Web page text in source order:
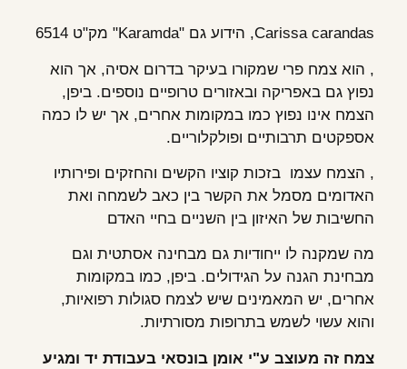
Carissa carandas, הידוע גם "Karamda" מק"ט 6514
, הוא צמח פרי שמקורו בעיקר בדרום אסיה, אך הוא
נפוץ גם באפריקה ובאזורים טרופיים נוספים. ביפן,
הצמח אינו נפוץ כמו במקומות אחרים, אך יש לו כמה
אספקטים תרבותיים ופולקלוריים.
, הצמח עצמו בזכות קוציו הקשים והחזקים ופירותיו
האדומים מסמל את הקשר בין כאב לשמחה ואת
החשיבות של האיזון בין השניים בחיי האדם
מה שמקנה לו ייחודיות גם מבחינה אסתטית וגם
מבחינת הגנה על הגידולים. ביפן, כמו במקומות
אחרים, יש המאמינים שיש לצמח סגולות רפואיות,
והוא עשוי לשמש בתרופות מסורתיות.
צמח זה מעוצב ע"י אומן בונסאי בעבודת יד ומגיע